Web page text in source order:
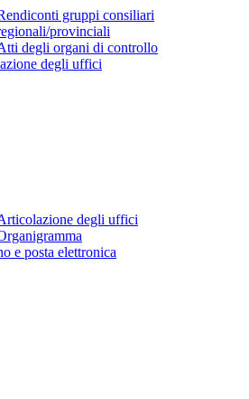
gruppi consiliari
provinciali
degli organi di controllo
degli uffici
degli uffici
e posta elettronica